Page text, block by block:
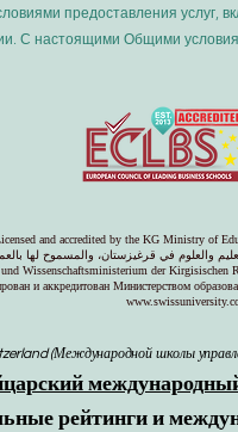
предоставления услуг,
С настоящими Общими
and accredited by the KG Ministry of
والعلوم في قرغيزستان، والمسموح لها
Wissenschaftsministerium der
и аккредитован Министерством
(Международной школы
международный
рейтинги и